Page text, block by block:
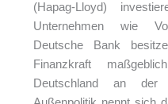
(Hapag-Lloyd)
Unternehmen wie
Deutsche Bank
Finanzkraft
Deutschland an der